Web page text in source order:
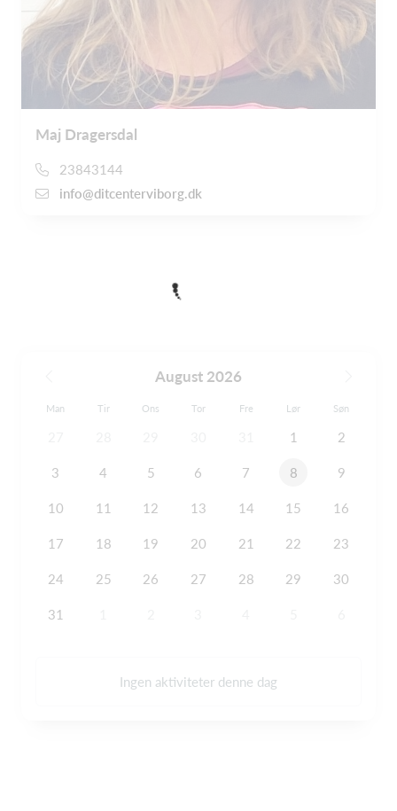
Maj Dragersdal
23843144
info@ditcenterviborg.dk
August 2026
Man Tir Ons Tor Fre Lør Søn
1 2
3 4 5 6 7 8 9
10 11 12 13 14 15 16
17 18 19 20 21 22 23
24 25 26 27 28 29 30
31
Ingen aktiviteter denne dag